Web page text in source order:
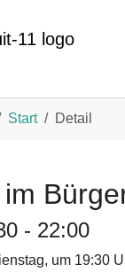
Start Detail
- 22:00
um 19:30